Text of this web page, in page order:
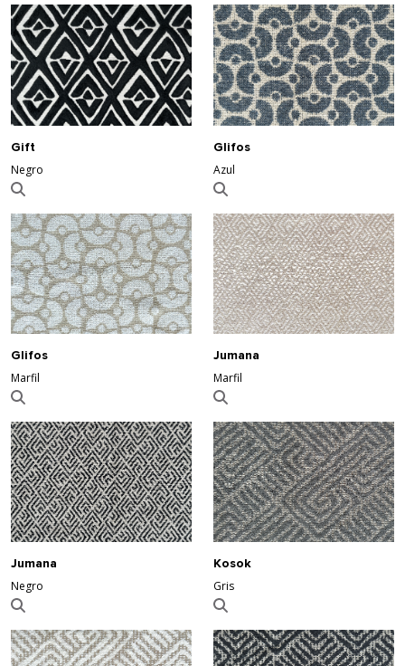
Gift
Negro
Glifos
Azul
Glifos
Marfil
Jumana
Marfil
Jumana
Negro
Kosok
Gris